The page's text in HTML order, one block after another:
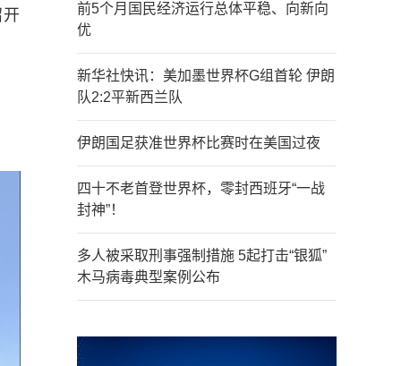
前5个月国民经济运行总体平稳、向新向
优
新华社快讯：美加墨世界杯G组首轮 伊朗
队2:2平新西兰队
伊朗国足获准世界杯比赛时在美国过夜
四十不老首登世界杯，零封西班牙“一战
封神”！
多人被采取刑事强制措施 5起打击“银狐”
木马病毒典型案例公布